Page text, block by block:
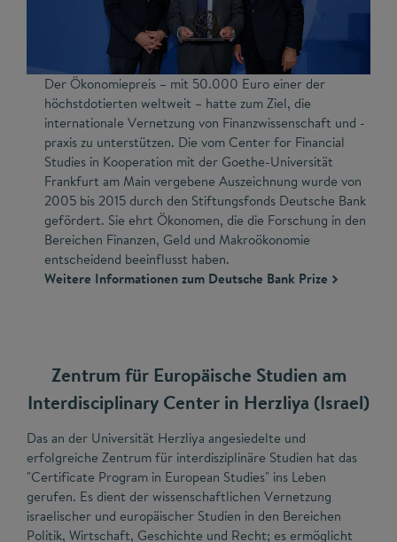
Der Ökonomiepreis – mit 50.000 Euro einer der
höchstdotierten weltweit – hatte zum Ziel, die
internationale Vernetzung von Finanzwissenschaft und -
praxis zu unterstützen. Die vom Center for Financial
Studies in Kooperation mit der Goethe-Universität
Frankfurt am Main vergebene Auszeichnung wurde von
2005 bis 2015 durch den Stiftungsfonds Deutsche Bank
gefördert. Sie ehrt Ökonomen, die die Forschung in den
Bereichen Finanzen, Geld und Makroökonomie
entscheidend beeinflusst haben.
Weitere Informationen zum Deutsche Bank Prize
Zentrum für Europäische Studien am
Interdisciplinary Center in Herzliya (Israel)
Das an der Universität Herzliya angesiedelte und
erfolgreiche Zentrum für interdisziplinäre Studien hat das
"Certificate Program in European Studies" ins Leben
gerufen. Es dient der wissenschaftlichen Vernetzung
israelischer und europäischer Studien in den Bereichen
Politik, Wirtschaft, Geschichte und Recht; es ermöglicht